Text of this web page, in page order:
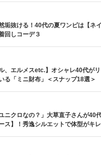
垢抜ける！40代の夏ワンピは【ネイ
回しコーデ３
、エルメスetc.】オシャレ40代が
る「ミニ財布」＜スナップ18選＞
ニクロなの？」大草直子さんが40
ス】！秀逸シルエットで体型がキ